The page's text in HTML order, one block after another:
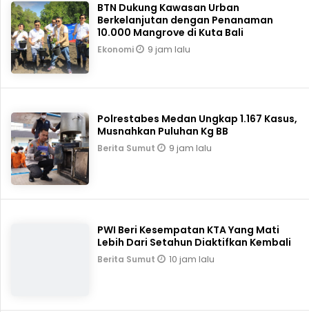
BTN Dukung Kawasan Urban
Berkelanjutan dengan Penanaman
10.000 Mangrove di Kuta Bali
Ekonomi 9 jam lalu
Polrestabes Medan Ungkap 1.167 Kasus,
Musnahkan Puluhan Kg BB
Berita Sumut 9 jam lalu
PWI Beri Kesempatan KTA Yang Mati
Lebih Dari Setahun Diaktifkan Kembali
Berita Sumut 10 jam lalu